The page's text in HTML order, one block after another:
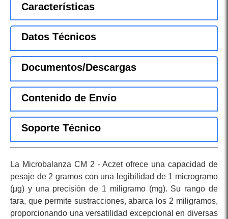
Características
Datos Técnicos
Documentos/Descargas
Contenido de Envío
Soporte Técnico
La Microbalanza CM 2 - Aczet ofrece una capacidad de
pesaje de 2 gramos con una legibilidad de 1 microgramo
(µg) y una precisión de 1 miligramo (mg). Su rango de
tara, que permite sustracciones, abarca los 2 miligramos,
proporcionando una versatilidad excepcional en diversas